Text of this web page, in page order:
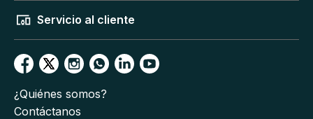
Servicio al cliente
¿Quiénes somos?
Contáctanos